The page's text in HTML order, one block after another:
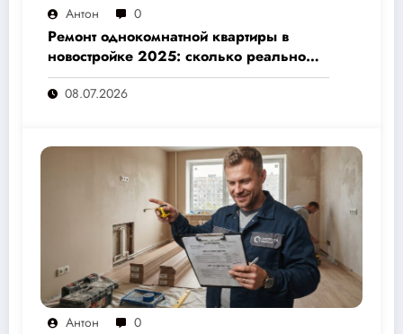
Антон 0
Ремонт однокомнатной квартиры в
новостройке 2025: сколько реально
стоит и как не переплатить — полный
расчёт от 500 000 рублей
08.07.2026
Антон 0